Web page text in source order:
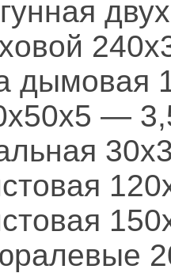
дымовая
—